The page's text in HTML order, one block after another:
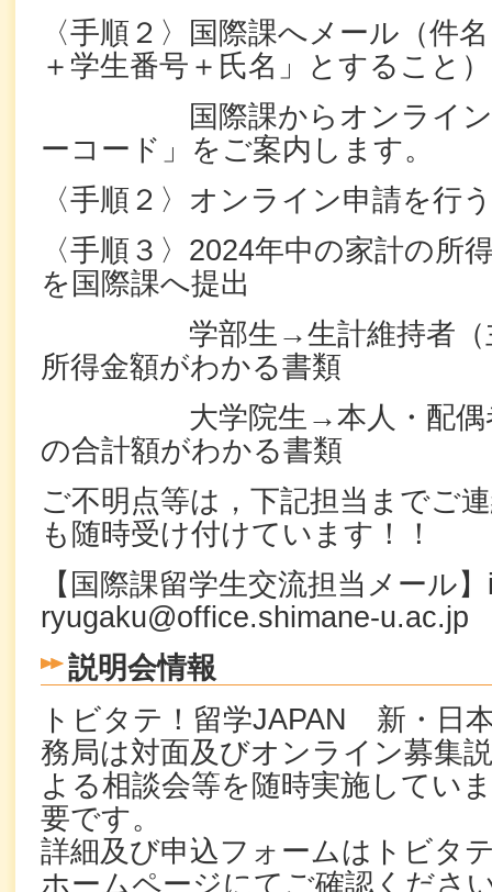
〈手順２〉国際課へメール（件
＋学生番号＋氏名」とすること）
国際課からオンライン申
ーコード」をご案内します。
〈手順２〉オンライン申請を行う
〈手順３〉2024年中の家計の所
を国際課へ提出
学部生→生計維持者（主
所得金額がわかる書類
大学院生→本人・配偶者
の合計額がわかる書類
ご不明点等は，下記担当までご
も随時受け付けています！！
【国際課留学生交流担当メール
ryugaku@office.shimane-u.ac.jp
説明会情報
トビタテ！留学JAPAN 新・日
務局は対面及びオンライン募集
よる相談会等を随時実施してい
要です。
詳細及び申込フォームはトビタ
ホームページにてご確認くださ